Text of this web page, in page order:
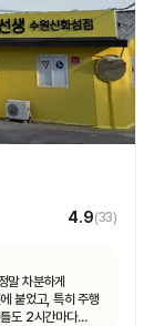
4.9(33)
말 차분하게
붙었고, 특히 주행
도 2시간마다